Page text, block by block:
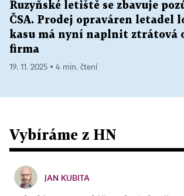
Ruzyňské letiště se zbavuje
ČSA. Prodej opraváren letadel
kasu má nyní naplnit ztrátová
firma
19. 11. 2025 ▪ 4 min. čtení
Vybíráme z HN
JAN KUBITA